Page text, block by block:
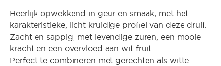
Heerlijk opwekkend in geur en smaak, met het
karakteristieke, licht kruidige profiel van deze druif.
Zacht en sappig, met levendige zuren, een mooie
kracht en een overvloed aan wit fruit.
Perfect te combineren met gerechten als witte